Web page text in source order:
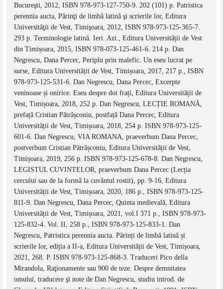
Bucureşti, 2012, ISBN 978-973-127-750-9. 202 (101) p. Patristica
perennia aucta, Părinţi de limbă latină şi scrierile lor, Editura
Universităţii de Vest, Timişoara, 2012, ISBN 978-973-125-365-7.
293 p. Terminologie latină. Ieri. Azi., Editura Universității de Vest
din Timișoara, 2015, ISBN 978-073-125-461-6. 214 p. Dan
Negrescu, Dana Percec, Periplu prin malefic. Un eseu lucrat pe
surse, Editura Universității de Vest, Timișoara, 2017, 217 p., ISBN
978-973-125-531-6. Dan Negrescu, Dana Percec, Excerpte
veninoase și onirice. Eseu despre doi frați, Editura Universității de
Vest, Timișoara, 2018, 252 p. Dan Negrescu, LECȚIE ROMANĂ,
prefață Cristian Pătrășconiu, postfață Dana Percec, Editura
Universității de Vest, Timișoara, 2018, 254 p. ISBN 978-973-125-
601-6. Dan Negrescu, VIA ROMANA, praeverbum Dana Percec,
postverbum Cristian Pătrășconiu, Editura Universității de Vest,
Timișoara, 2019, 256 p. ISBN 978-973-125-678-8. Dan Negrescu,
LEGISTUL CUVINTELOR, praeverbum Dana Percec (Lecția
cercului sau de la formă la cuvântul rostit), pp. 9-16, Editura
Universității de Vest, Timișoara, 2020, 186 p., ISBN 978-973-125-
811-9. Dan Negrescu, Dana Percec, Quinta medievală, Editura
Universității de Vest, Timișoara, 2021, vol.I 371 p., ISBN 978-973-
125-832-4. Vol. II, 258 p., ISBN 978-973-125-833-1. Dan
Negrescu, Patristica perennia aucta. Părinți de limbă latină și
scrierile lor, ediția a II-a, Editura Universității de Vest, Timișoara,
2021, 268. P. ISBN 978-973-125-868-3. Traduceri Pico della
Mirandola, Raţionamente sau 900 de teze. Despre demnitatea
omului, traducere şi note de Dan Negrescu, studiu introd. de